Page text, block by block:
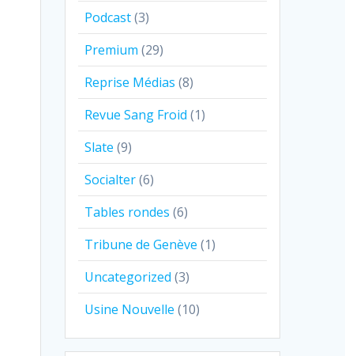
Podcast(3)
Premium (29)
Reprise Médias (8)
Revue Sang Froid (1)
Slate (9)
Socialter(6)
Tables rondes (6)
Tribune de Genève (1)
Uncategorized (3)
Usine Nouvelle (10)